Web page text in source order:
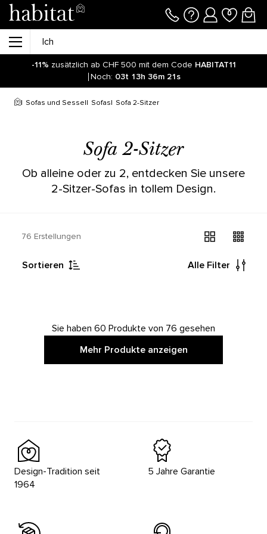
-11% zusätzlich ab CHF 500 mit dem Code HABITAT11
Noch: 03t 13h 36m 21s
Sofas und Sessel Sofas Sofa 2-Sitzer
Sofa 2-Sitzer
Ob alleine oder zu 2, entdecken Sie unsere
2-Sitzer-Sofas in tollem Design.
76 Erstellungen
Sortieren Alle Filter
Sie haben 60 Produkte von 76 gesehen
Mehr Produkte anzeigen
Design-Tradition seit
1964
5 Jahre Garantie